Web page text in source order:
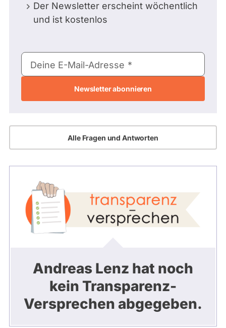
Der Newsletter erscheint wöchentlich
und ist kostenlos
E-
Mail-
Deine E-Mail-Adresse
Alle Fragen und Antworten
Andreas Lenz hat noch
kein Transparenz-
Versprechen abgegeben.